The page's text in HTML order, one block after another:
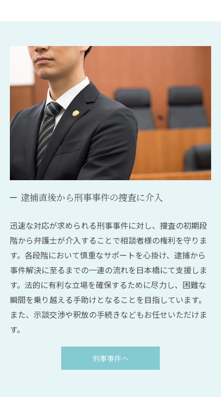
逮捕直後から刑事事件の捜査に介入
迅速な対応が求められる刑事事件に対し、捜査の初期段
階から弁護士が介入することで相談者様の権利を守りま
す。各段階において慎重なサポートを心掛け、逮捕から
事件解決に至るまでの一連の流れを日本橋にて支援しま
す。法的に有利な立場を確保するために尽力し、困難な
瞬間を乗り越える手助けとなることを目指しています。
また、示談交渉や釈放の手続きなどもお任せいただけま
す。
刑事事件へ